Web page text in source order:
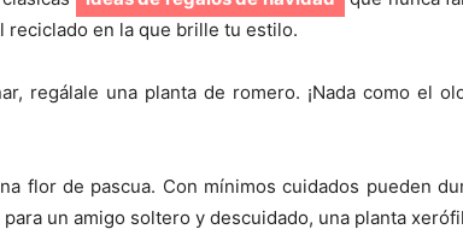
reciclado en la que brille tu estilo.
regálale una planta de romero. ¡Nada como el
flor de pascua. Con mínimos cuidados pueden
un amigo soltero y descuidado, una planta